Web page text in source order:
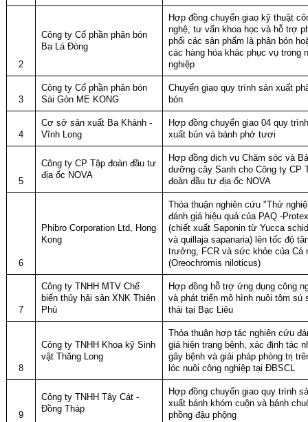
2
Công ty Cổ phần phân bón
Ba Lá Đòng
Hợp đồng chuyển giao kỹ thuật
nghệ, tư vấn khoa học và hỗ trợ
phối các sản phẩm là phân bón
các hàng hóa khác phục vụ trong
nghiệp
3
Công ty Cổ phần phân bón
Sài Gòn ME KONG
Chuyển giao quy trình sản xuất
bón
4
Cơ sở sản xuất Ba Khánh -
Vĩnh Long
Hợp đồng chuyển giao 04 quy
xuất bún và bánh phở tươi
5
Công ty CP Tập đoàn đầu tư
địa ốc NOVA
Hợp đồng dịch vụ Chăm sóc và
dưỡng cây Sanh cho Công ty CP
đoàn đầu tư địa ốc NOVA
6
Phibro Corporation Ltd, Hong
Kong
Thỏa thuận nghiên cứu "Thử
đánh giá hiệu quả của PAQ -Protex
(chiết xuất Saponin từ Yucca
và quillaja sapanaria) lên tốc độ
trưởng, FCR và sức khỏe của Cá
(Oreochromis niloticus)
7
Công ty TNHH MTV Chế
biến thủy hải sản XNK Thiên
Phú
Hợp đồng hỗ trợ ứng dụng công
và phát triển mô hình nuôi tôm sú
thái tại Bạc Liêu
8
Công ty TNHH Khoa kỹ Sinh
vật Thăng Long
Thỏa thuận hợp tác nghiên cứu
giá hiện trạng bệnh, xác định tác
gây bệnh và giải pháp phòng trị
lóc nuôi công nghiệp tại ĐBSCL
9
Công ty TNHH Tây Cát -
Đồng Tháp
Hợp đồng chuyển giao quy trình
xuất bánh khóm cuộn và bánh
phồng đậu phộng